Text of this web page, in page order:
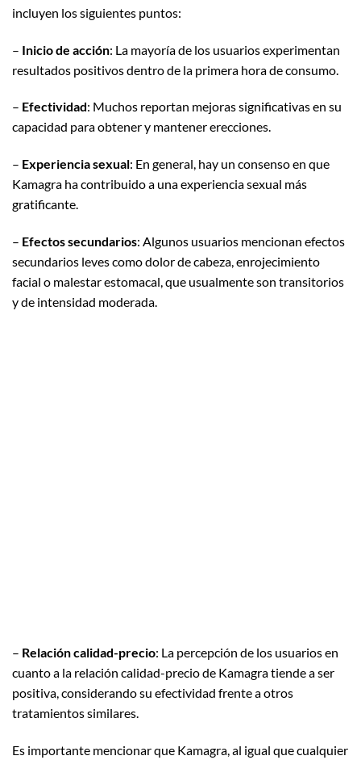
incluyen los siguientes puntos:
– Inicio de acción: La mayoría de los usuarios experimentan
resultados positivos dentro de la primera hora de consumo.
– Efectividad: Muchos reportan mejoras significativas en su
capacidad para obtener y mantener erecciones.
– Experiencia sexual: En general, hay un consenso en que
Kamagra ha contribuido a una experiencia sexual más
gratificante.
– Efectos secundarios: Algunos usuarios mencionan efectos
secundarios leves como dolor de cabeza, enrojecimiento
facial o malestar estomacal, que usualmente son transitorios
y de intensidad moderada.
– Relación calidad-precio: La percepción de los usuarios en
cuanto a la relación calidad-precio de Kamagra tiende a ser
positiva, considerando su efectividad frente a otros
tratamientos similares.
Es importante mencionar que Kamagra, al igual que cualquier